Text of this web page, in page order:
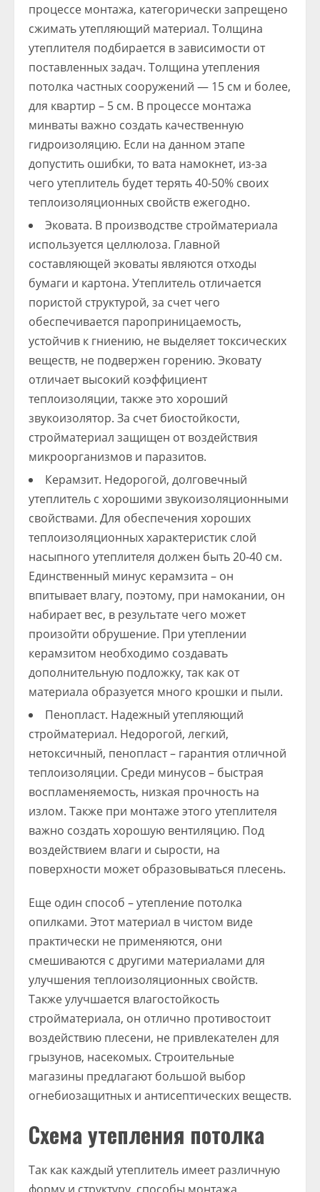
процессе монтажа, категорически запрещено
сжимать утепляющий материал. Толщина
утеплителя подбирается в зависимости от
поставленных задач. Толщина утепления
потолка частных сооружений — 15 см и более,
для квартир – 5 см. В процессе монтажа
минваты важно создать качественную
гидроизоляцию. Если на данном этапе
допустить ошибки, то вата намокнет, из-за
чего утеплитель будет терять 40-50% своих
теплоизоляционных свойств ежегодно.
Эковата. В производстве стройматериала
используется целлюлоза. Главной
составляющей эковаты являются отходы
бумаги и картона. Утеплитель отличается
пористой структурой, за счет чего
обеспечивается пароприницаемость,
устойчив к гниению, не выделяет токсических
веществ, не подвержен горению. Эковату
отличает высокий коэффициент
теплоизоляции, также это хороший
звукоизолятор. За счет биостойкости,
стройматериал защищен от воздействия
микроорганизмов и паразитов.
Керамзит. Недорогой, долговечный
утеплитель с хорошими звукоизоляционными
свойствами. Для обеспечения хороших
теплоизоляционных характеристик слой
насыпного утеплителя должен быть 20-40 см.
Единственный минус керамзита – он
впитывает влагу, поэтому, при намокании, он
набирает вес, в результате чего может
произойти обрушение. При утеплении
керамзитом необходимо создавать
дополнительную подложку, так как от
материала образуется много крошки и пыли.
Пенопласт. Надежный утепляющий
стройматериал. Недорогой, легкий,
нетоксичный, пенопласт – гарантия отличной
теплоизоляции. Среди минусов – быстрая
воспламеняемость, низкая прочность на
излом. Также при монтаже этого утеплителя
важно создать хорошую вентиляцию. Под
воздействием влаги и сырости, на
поверхности может образовываться плесень.
Еще один способ – утепление потолка
опилками. Этот материал в чистом виде
практически не применяются, они
смешиваются с другими материалами для
улучшения теплоизоляционных свойств.
Также улучшается влагостойкость
стройматериала, он отлично противостоит
воздействию плесени, не привлекателен для
грызунов, насекомых. Строительные
магазины предлагают большой выбор
огнебиозащитных и антисептических веществ.
Схема утепления потолка
Так как каждый утеплитель имеет различную
форму и структуру, способы монтажа